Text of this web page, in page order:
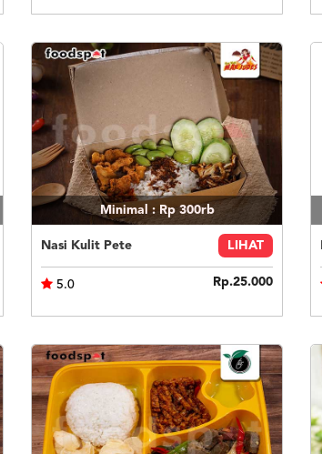
Minimal : Rp 300rb
Nasi Kulit Pete LIHAT
5.0 Rp.25.000